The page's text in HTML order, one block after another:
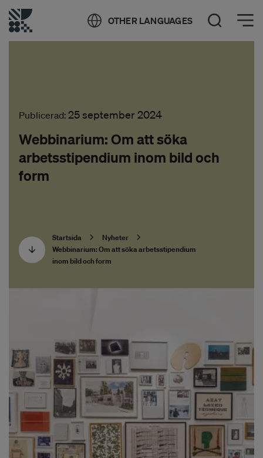
OTHER LANGUAGES Öppna sök
Öppna meny
Publicerad: 25 september 2024
Webbinarium: Om att söka
arbetsstipendium inom bild och
form
Startsida
Nyheter
Webbinarium: Om att söka arbetsstipendium
inom bild och form